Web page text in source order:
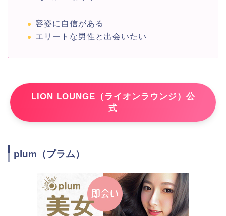
容姿に自信がある
エリートな男性と出会いたい
LION LOUNGE（ライオンラウンジ）公
式
plum（プラム）